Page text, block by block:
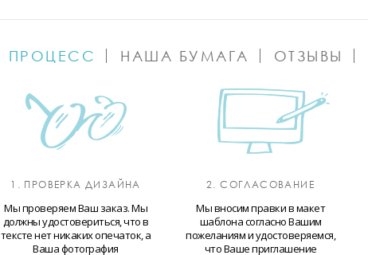
ПРОЦЕСС НАША БУМАГА ОТЗЫВЫ
1. ПРОВЕРКА ДИЗАЙНА
Мы проверяем Ваш заказ. Мы
должны удостовериться, что в
тексте нет никаких опечаток, а
Ваша фотография
2. СОГЛАСОВАНИЕ
Мы вносим правки в макет
шаблона согласно Вашим
пожеланиям и удостоверяемся,
что Ваше приглашение